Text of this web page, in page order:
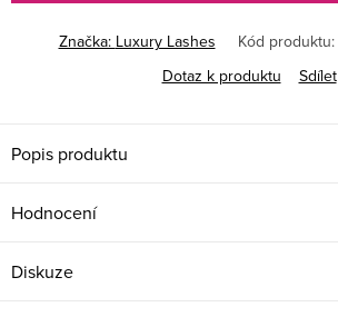
Značka: Luxury Lashes Kód produktu:
Dotaz k produktu
Sdílet
Popis produktu
Hodnocení
Diskuze